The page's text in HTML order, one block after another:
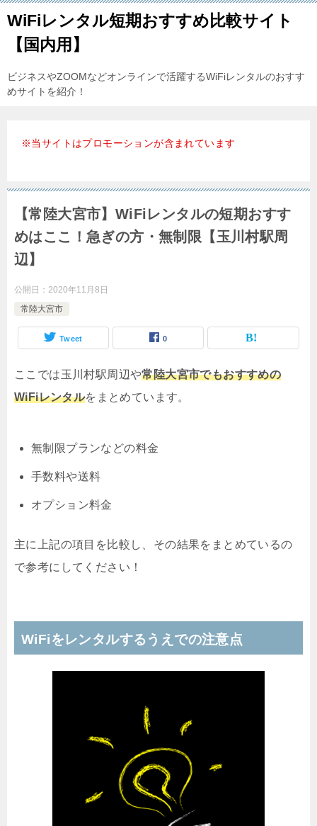
WiFiレンタル短期おすすめ比較サイト
【国内用】
ビジネスやZOOMなどオンラインで活躍するWiFiレンタルのおすす
めサイトを紹介！
※当サイトはプロモーションが含まれています
【常陸大宮市】WiFiレンタルの短期おすす
めはここ！急ぎの方・無制限【玉川村駅周
辺】
公開日： 2020年11月8日
常陸大宮市
Tweet 0
ここでは玉川村駅周辺や常陸大宮市でもおすすめの
WiFiレンタルをまとめています。
無制限プランなどの料金
手数料や送料
オプション料金
主に上記の項目を比較し、その結果をまとめているの
で参考にしてください！
WiFiをレンタルするうえでの注意点